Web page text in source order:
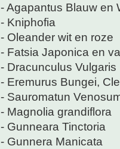
- Agapantus Blauw en
- Kniphofia
- Oleander wit en roze
- Fatsia Japonica en
- Dracunculus Vulgaris
- Eremurus Bungei,
- Sauromatun
- Magnolia grandiflora
- Gunneara Tinctoria
- Gunnera Manicata